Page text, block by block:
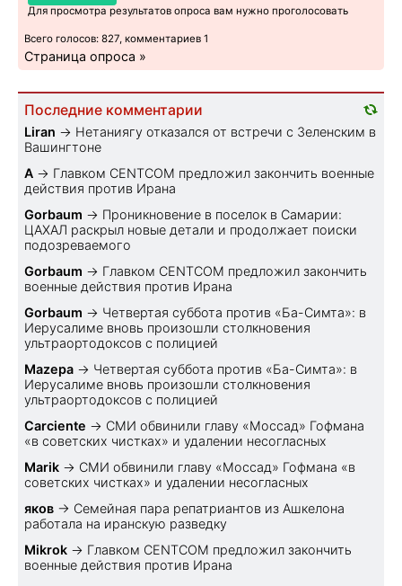
Для просмотра результатов опроса вам нужно проголосовать
Всего голосов: 827, комментариев 1
Страница опроса »
Последние комментарии
Liran → Нетаниягу отказался от встречи с Зеленским в
Вашингтоне
A → Главком CENTCOM предложил закончить военные
действия против Ирана
Gorbaum → Проникновение в поселок в Самарии:
ЦАХАЛ раскрыл новые детали и продолжает поиски
подозреваемого
Gorbaum → Главком CENTCOM предложил закончить
военные действия против Ирана
Gorbaum → Четвертая суббота против «Ба-Симта»: в
Иерусалиме вновь произошли столкновения
ультраортодоксов с полицией
Mazepa → Четвертая суббота против «Ба-Симта»: в
Иерусалиме вновь произошли столкновения
ультраортодоксов с полицией
Carciente → СМИ обвинили главу «Моссад» Гофмана
«в советских чистках» и удалении несогласных
Marik → СМИ обвинили главу «Моссад» Гофмана «в
советских чистках» и удалении несогласных
яков → Семейная пара репатриантов из Ашкелона
работала на иранскую разведку
Mikrok → Главком CENTCOM предложил закончить
военные действия против Ирана